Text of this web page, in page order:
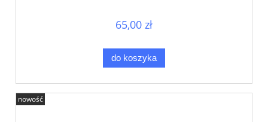
65,00 zł
do koszyka
nowość